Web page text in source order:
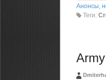
Анонсы,
Теги: